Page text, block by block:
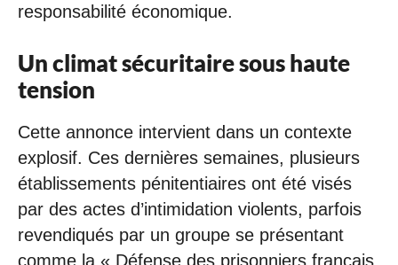
responsabilité économique.
Un climat sécuritaire sous haute
tension
Cette annonce intervient dans un contexte
explosif. Ces dernières semaines, plusieurs
établissements pénitentiaires ont été visés
par des actes d’intimidation violents, parfois
revendiqués par un groupe se présentant
comme la « Défense des prisonniers français